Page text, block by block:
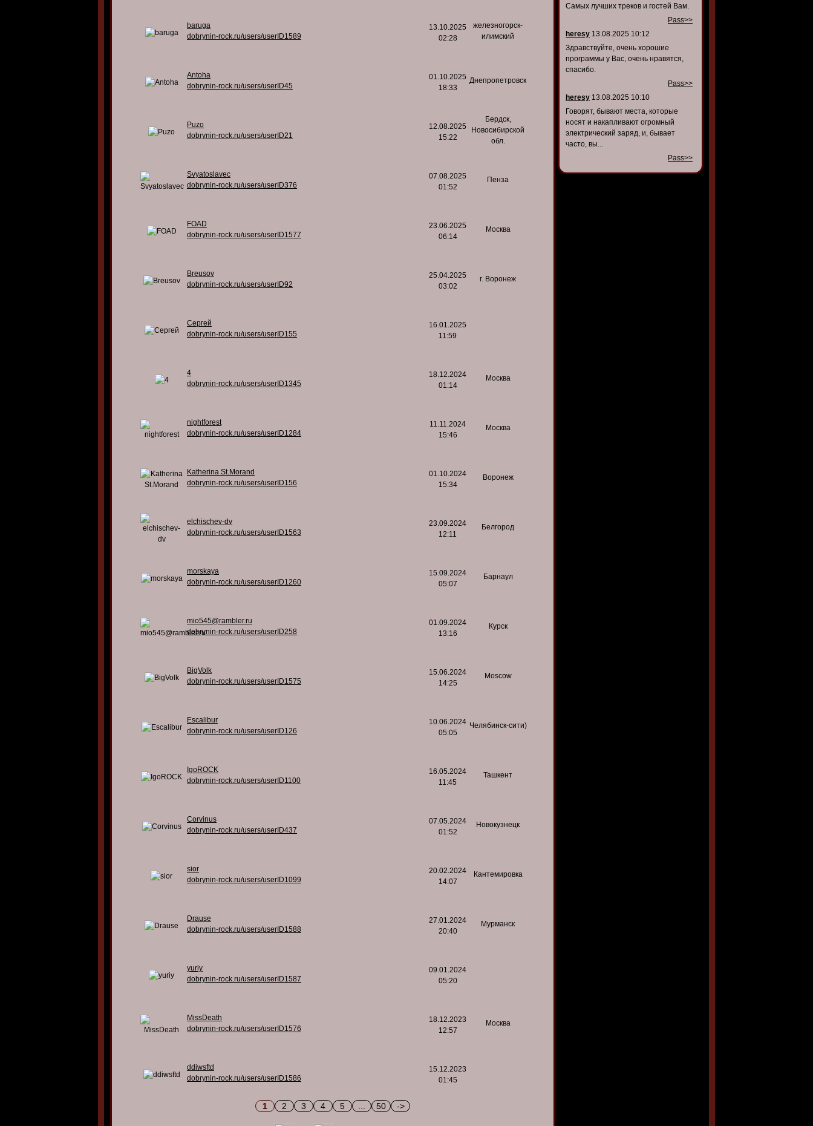
baruga
dobrynin-rock.ru/users/userID1589
13.10.2025
02:28
железногорск-
илимский
Antoha
dobrynin-rock.ru/users/userID45
01.10.2025
18:33
Днепропетровск
Puzo
dobrynin-rock.ru/users/userID21
12.08.2025
15:22
Бердск,
Новосибирской
обл.
Svyatoslavec
dobrynin-rock.ru/users/userID376
07.08.2025
01:52
Пенза
FOAD
dobrynin-rock.ru/users/userID1577
23.06.2025
06:14
Москва
Breusov
dobrynin-rock.ru/users/userID92
25.04.2025
03:02
г. Воронеж
Сергей
dobrynin-rock.ru/users/userID155
16.01.2025
11:59
4
dobrynin-rock.ru/users/userID1345
18.12.2024
01:14
Москва
nightforest
dobrynin-rock.ru/users/userID1284
11.11.2024
15:46
Москва
Katherina St.Morand
dobrynin-rock.ru/users/userID156
01.10.2024
15:34
Воронеж
elchischev-dv
dobrynin-rock.ru/users/userID1563
23.09.2024
12:11
Белгород
morskaya
dobrynin-rock.ru/users/userID1260
15.09.2024
05:07
Барнаул
mio545@rambler.ru
dobrynin-rock.ru/users/userID258
01.09.2024
13:16
Курск
BigVolk
dobrynin-rock.ru/users/userID1575
15.06.2024
14:25
Moscow
Escalibur
dobrynin-rock.ru/users/userID126
10.06.2024
05:05
Челябинск-сити)
IgoROCK
dobrynin-rock.ru/users/userID1100
16.05.2024
11:45
Ташкент
Corvinus
dobrynin-rock.ru/users/userID437
07.05.2024
01:52
Новокузнецк
sior
dobrynin-rock.ru/users/userID1099
20.02.2024
14:07
Кантемировка
Drause
dobrynin-rock.ru/users/userID1588
27.01.2024
20:40
Мурманск
yuriy
dobrynin-rock.ru/users/userID1587
09.01.2024
05:20
MissDeath
dobrynin-rock.ru/users/userID1576
18.12.2023
12:57
Москва
ddiwsftd
dobrynin-rock.ru/users/userID1586
15.12.2023
01:45
1 2 3 4 5 50 ->
Самых лучших треков и гостей Вам.
Pass>>
heresy 13.08.2025 10:12
Здравствуйте, очень хорошие
программы у Вас, очень нравятся,
спасибо.
Pass>>
heresy 13.08.2025 10:10
Говорят, бывают места, которые
носят и накапливают огромный
электрический заряд, и, бывает
часто, вы...
Pass>>